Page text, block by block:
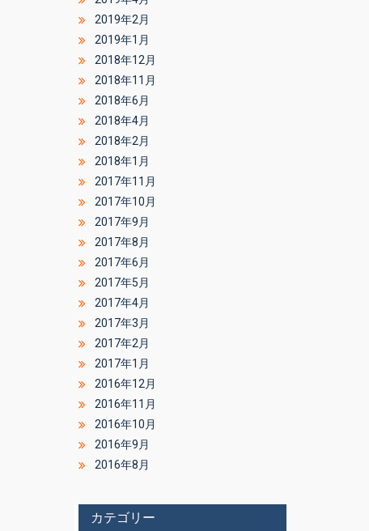
2019年2月
2019年1月
2018年12月
2018年11月
2018年6月
2018年4月
2018年2月
2018年1月
2017年11月
2017年10月
2017年9月
2017年8月
2017年6月
2017年5月
2017年4月
2017年3月
2017年2月
2017年1月
2016年12月
2016年11月
2016年10月
2016年9月
2016年8月
カテゴリー